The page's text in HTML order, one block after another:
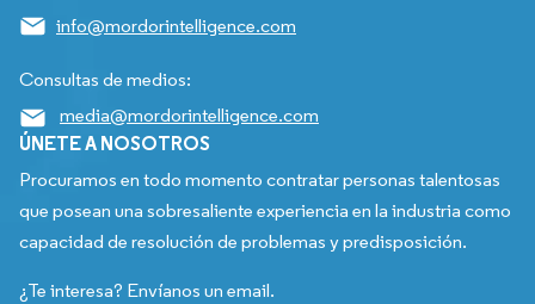
info@mordorintelligence.com
Consultas de medios:
media@mordorintelligence.com
ÚNETE A NOSOTROS
Procuramos en todo momento contratar personas talentosas
que posean una sobresaliente experiencia en la industria como
capacidad de resolución de problemas y predisposición.
¿Te interesa? Envíanos un email.